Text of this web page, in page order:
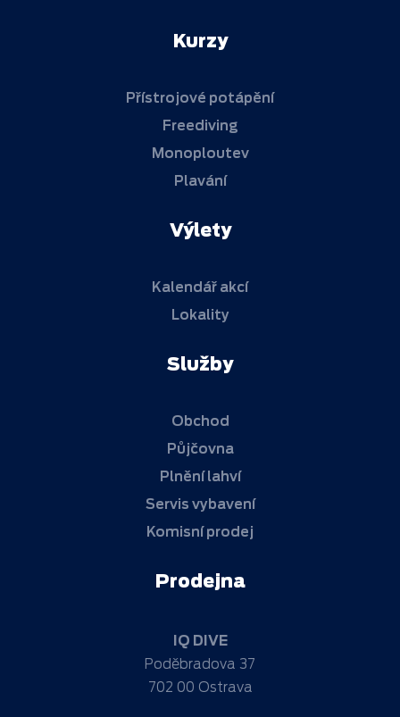
Kurzy
Přístrojové potápění
Freediving
Monoploutev
Plavání
Výlety
Kalendář akcí
Lokality
Služby
Obchod
Půjčovna
Plnění lahví
Servis vybavení
Komisní prodej
Prodejna
IQ DIVE
Poděbradova 37
702 00 Ostrava